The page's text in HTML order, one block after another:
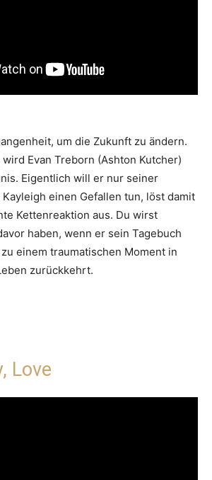
um die Zukunft zu ändern.
Evan Treborn (Ashton Kutcher)
Eigentlich will er nur seiner
einen Gefallen tun, löst damit
Kettenreaktion aus. Du wirst
haben, wenn er sein Tagebuch
einem traumatischen Moment in
zurückkehrt.
Love